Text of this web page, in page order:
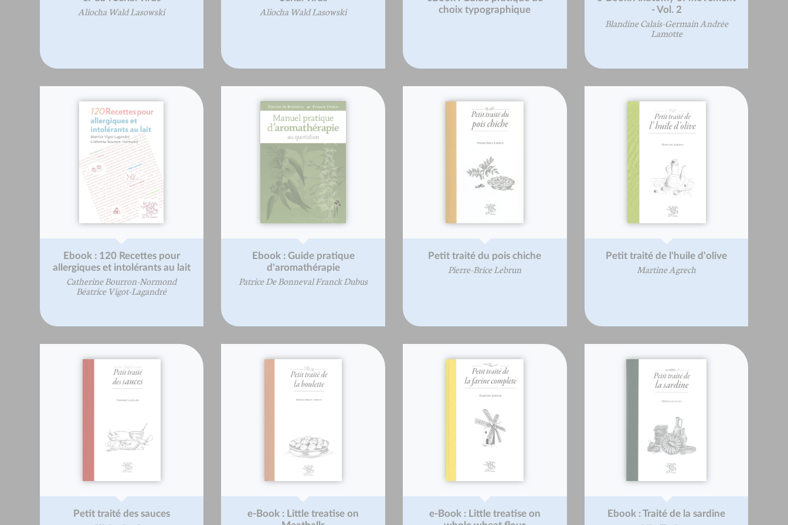
Aliocha Wald Lasowski Aliocha Wald Lasowski
choix typographique
- Vol. 2
Blandine Calais-Germain Andrée
Lamotte
Ebook : 120 Recettes pour
allergiques et intolérants au lait
Catherine Bourron-Normond
Béatrice Vigot-Lagandré
Ebook : Guide pratique
d'aromathérapie
Patrice De Bonneval Franck Dubus
Petit traité du pois chiche
Pierre-Brice Lebrun
Petit traité de l'huile d'olive
Martine Agrech
Petit traité des sauces
e-Book : Little treatise on
e-Book : Little treatise on
Ebook : Traité de la sardine